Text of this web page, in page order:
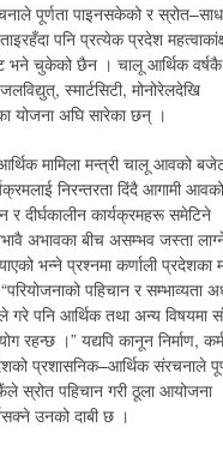
पूर्णता पाइनसकेको र
पनि प्रत्येक प्रदेश
भने चुकेको छैन । चालू आर्थिक
स्मार्टसिटी, मोनोरेलदेखि
योजना अघि सारेका छन् ।
मामिला मन्त्री चालू आवको
निरन्तरता दिंदै आगामी
दीर्घकालीन कार्यक्रमहरू समेटिने
अभावका बीच असम्भव जस्ता
भन्ने प्रश्नमा कर्णाली प्रदेशका
पहिचान र सम्भाव्यता
गरे पनि आर्थिक तथा अन्य विषयमा
रहन्छ ।” यद्यपि कानून निर्माण,
प्रशासनिक–आर्थिक संरचनाले
स्रोत पहिचान गरी ठूला आयोजना
उनको दाबी छ ।